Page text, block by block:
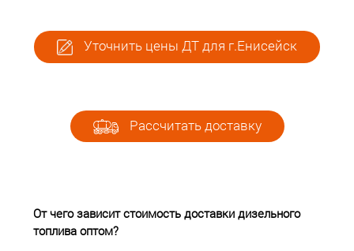
Уточнить цены ДТ для г.Енисейск
Рассчитать доставку
От чего зависит стоимость доставки дизельного
топлива оптом?